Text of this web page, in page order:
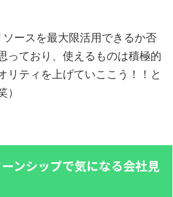
ースを最大限活用できるか否
っており、使えるものは積極的
リティを上げていここう！！と
）
ンシップで気になる会社見